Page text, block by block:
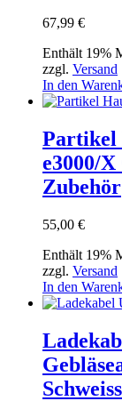
67,99 €
Enthält 19%
zzgl. Versand
In den
Partikel
e3000/
Zubehör
55,00 €
Enthält 19%
zzgl. Versand
In den